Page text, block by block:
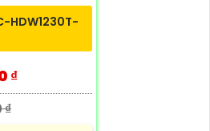
HDW1230T-
₫
₫